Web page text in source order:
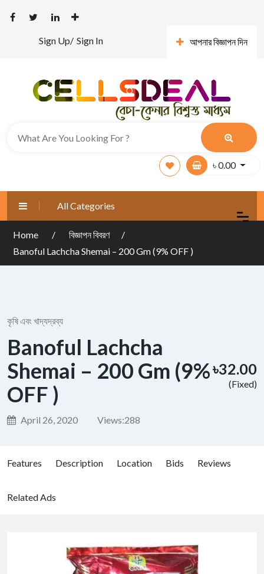
Sign Up/ Sign In আপনার বিজ্ঞাপন দিন
৳0.00
All Categories
Home
বিজ্ঞাপন বিবরণ
Banoful Lachcha Shemai – 200 Gm (9% OFF )
কৃষি এবং খাদ্যদ্রব্য
Banoful Lachcha
Shemai – 200 Gm (9%
OFF )
April 26, 2020 Views:288
৳32.00
(Fixed)
Features Description Location Bids Reviews
Related Ads